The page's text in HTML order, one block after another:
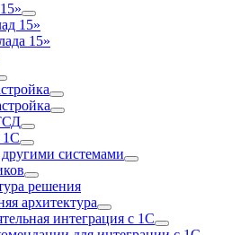
15»
15»
1С
другими системами
решения
архитектура
интеграция с 1С